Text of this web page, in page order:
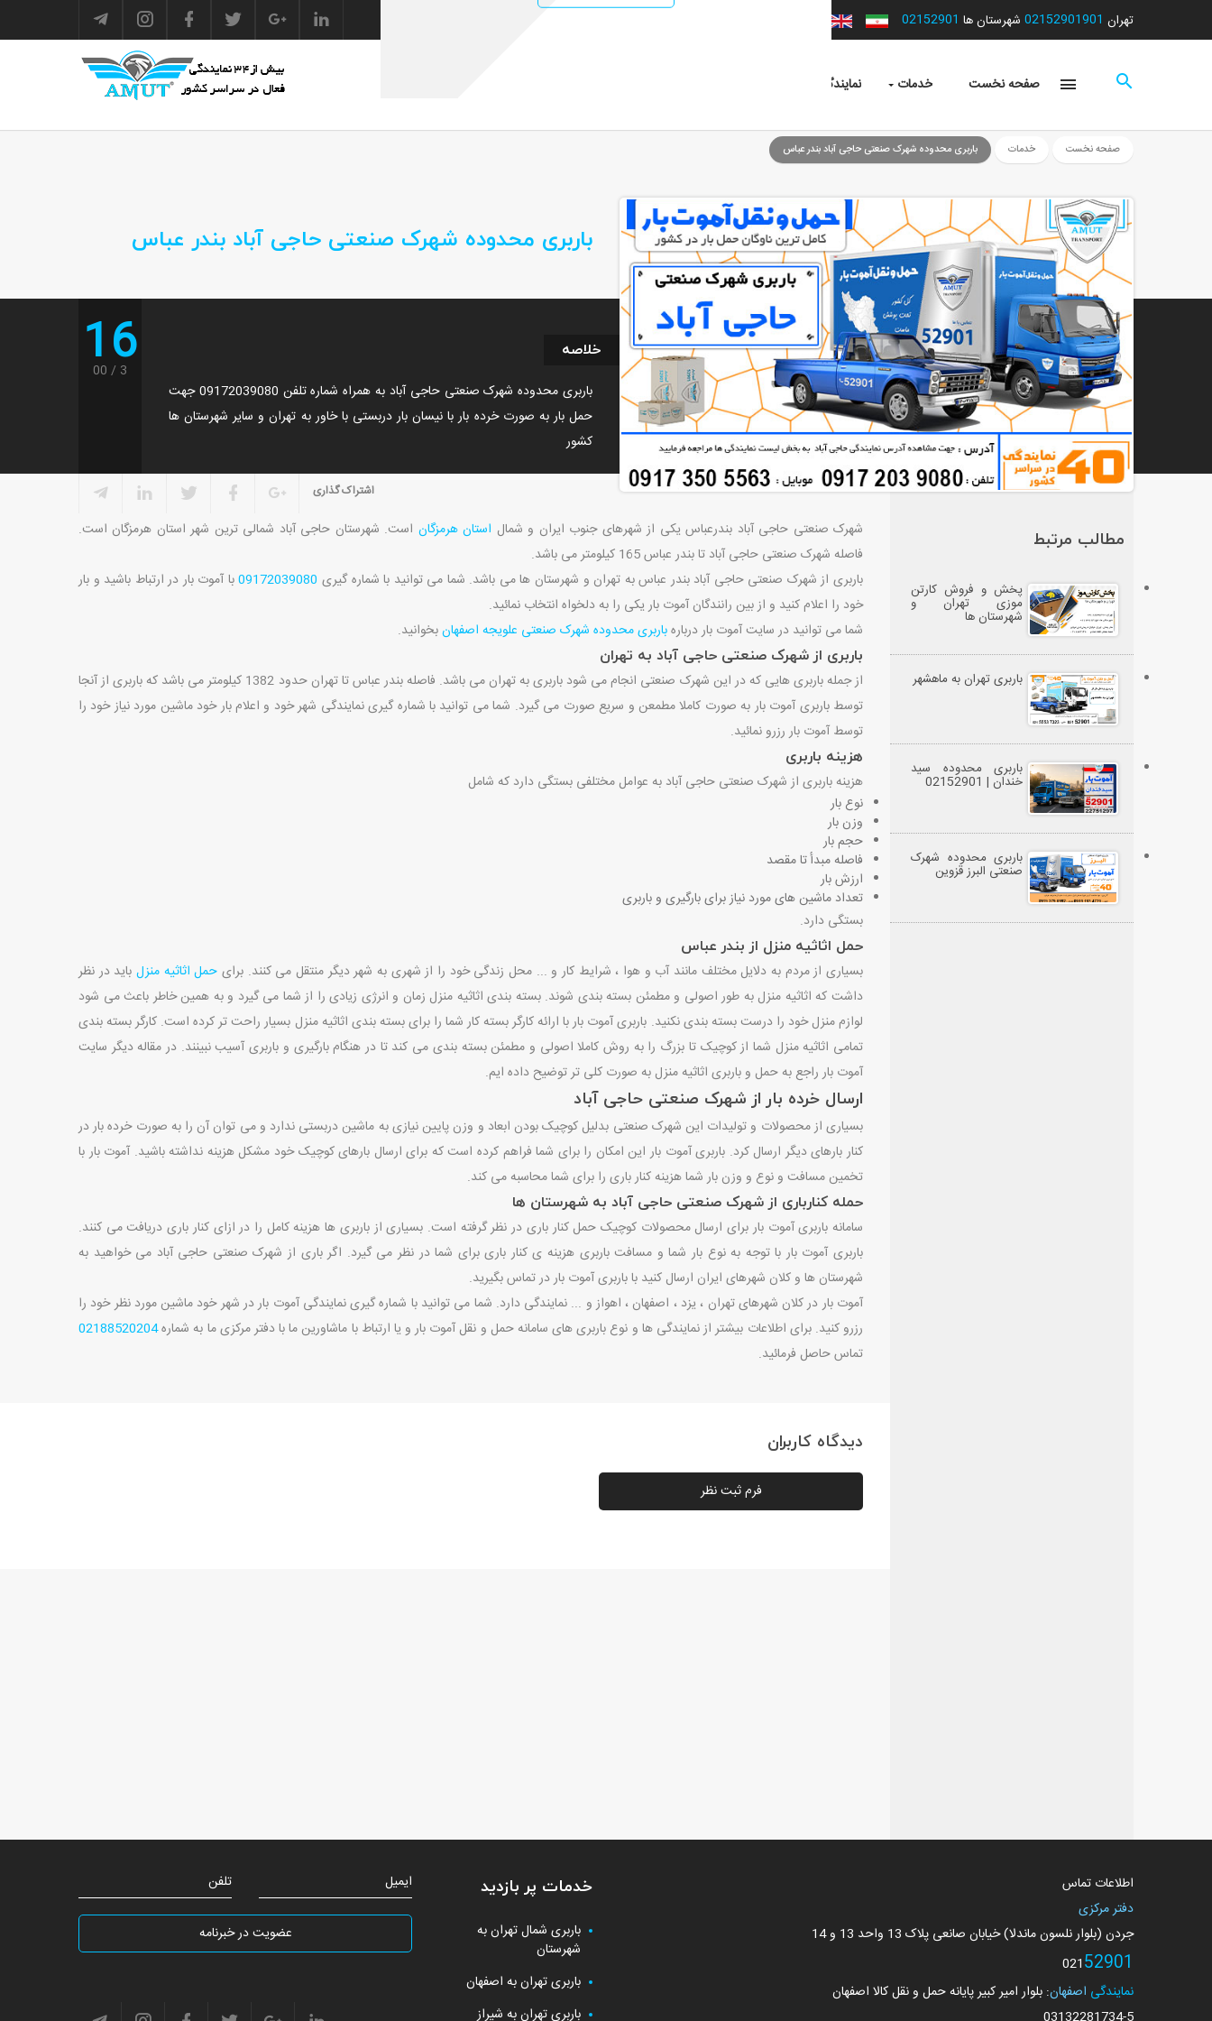
تهران 02152901901 شهرستان ها 02152901
صفحه نخست خدمات نمایندگی ها
صفحه نخست خدمات باربری محدوده شهرک صنعتی حاجی آباد بندر عباس
باربری محدوده شهرک صنعتی حاجی آباد بندر عباس
خلاصه
باربری محدوده شهرک صنعتی حاجی آباد به همراه شماره تلفن 09172039080 جهت
حمل بار به صورت خرده بار با نیسان بار دربستی با خاور به تهران و سایر شهرستان ها
کشور
16
3
00
اشتراک گذاری
شهرک صنعتی حاجی آباد بندرعباس یکی از شهرهای جنوب ایران و شمال استان هرمزگان است. شهرستان حاجی آباد شمالی ترین شهر استان هرمزگان است.
فاصله شهرک صنعتی حاجی آباد تا بندر عباس 165 کیلومتر می باشد.
باربری از شهرک صنعتی حاجی آباد بندر عباس به تهران و شهرستان ها می باشد. شما می توانید با شماره گیری 09172039080با آموت بار در ارتباط باشید و بار
خود را اعلام کنید و از بین رانندگان آموت بار یکی را به دلخواه انتخاب نمائید.
شما می توانید در سایت آموت بار دربارهباربری محدوده شهرک صنعتی علویجه اصفهانبخوانید.
باربری از شهرک صنعتی حاجی آباد به تهران
از جمله باربری هایی که در این شهرک صنعتی انجام می شود باربری به تهران می باشد. فاصله بندر عباس تا تهران حدود 1382 کیلومتر می باشد که باربری از آنجا
توسط باربری آموت بار به صورت کاملا مطمعن و سریع صورت می گیرد. شما می توانید با شماره گیری نمایندگی شهر خود و اعلام بار خود ماشین مورد نیاز خود را
توسط آموت بار رزرو نمائید.
هزینه باربری
هزینه باربری از شهرک صنعتی حاجی آباد به عوامل مختلفی بستگی دارد که شامل
نوع بار
وزن بار
حجم بار
فاصله مبدأ تا مقصد
ارزش بار
تعداد ماشین های مورد نیاز برای بارگیری و باربری
بستگی دارد.
حمل اثاثیه منزل از بندر عباس
بسیاری از مردم به دلایل مختلف مانند آب و هوا ، شرایط کار و ... محل زندگی خود را از شهری به شهر دیگر منتقل می کنند. برای حمل اثاثیه منزل باید در نظر
داشت که اثاثیه منزل به طور اصولی و مطمئن بسته بندی شوند. بسته بندی اثاثیه منزل زمان و انرژی زیادی را از شما می گیرد و به همین خاطر باعث می شود
لوازم منزل خود را درست بسته بندی نکنید. باربری آموت بار با ارائه کارگر بسته کار شما را برای بسته بندی اثاثیه منزل بسیار راحت تر کرده است. کارگر بسته بندی
تمامی اثاثیه منزل شما از کوچیک تا بزرگ را به روش کاملا اصولی و مطمئن بسته بندی می کند تا در هنگام بارگیری و باربری آسیب نبینند. در مقاله دیگر سایت
آموت بار راجع به حمل و باربری اثاثیه منزل به صورت کلی تر توضیح داده ایم.
ارسال خرده بار از شهرک صنعتی حاجی آباد
بسیاری از محصولات و تولیدات این شهرک صنعتی بدلیل کوچیک بودن ابعاد و وزن پایین نیازی به ماشین دربستی ندارد و می توان آن را به صورت خرده بار در
کنار بارهای دیگر ارسال کرد. باربری آموت بار این امکان را برای شما فراهم کرده است که برای ارسال بارهای کوچیک خود مشکل هزینه نداشته باشید. آموت بار با
تخمین مسافت و نوع و وزن بار شما هزینه کنار باری را برای شما محاسبه می کند.
حمله کنارباری از شهرک صنعتی حاجی آباد به شهرستان ها
سامانه باربری آموت بار برای ارسال محصولات کوچیک حمل کنار باری در نظر گرفته است. بسیاری از باربری ها هزینه کامل را در ازای کنار باری دریافت می کنند.
باربری آموت بار با توجه به نوع بار شما و مسافت باربری هزینه ی کنار باری برای شما در نظر می گیرد. اگر باری از شهرک صنعتی حاجی آباد می خواهید به
شهرستان ها و کلان شهرهای ایران ارسال کنید با باربری آموت بار در تماس بگیرید.
آموت بار در کلان شهرهای تهران ، یزد ، اصفهان ، اهواز و ... نمایندگی دارد. شما می توانید با شماره گیری نمایندگی آموت بار در شهر خود ماشین مورد نظر خود را
رزرو کنید. برای اطلاعات بیشتر از نمایندگی ها و نوع باربری های سامانه حمل و نقل آموت بار و یا ارتباط با ماشاورین ما با دفتر مرکزی ما به شماره02188520204
تماس حاصل فرمائید.
دیدگاه کاربران
فرم ثبت نظر
مطالب مرتبط
پخش و فروش کارتن
موزی تهران و
شهرستان ها
باربری تهران به ماهشهر
باربری محدوده سید
خندان | 02152901
باربری محدوده شهرک
صنعتی البرز قزوین
اطلاعات تماس
دفتر مرکزی
جردن (بلوار نلسون ماندلا) خیابان صانعی پلاک 13 واحد 13 و 14
02152901
نمایندگی اصفهان: بلوار امیر کبیر پایانه حمل و نقل کالا اصفهان
خدمات پر بازدید
باربری شمال تهران به
شهرستان
باربری تهران به اصفهان
باربری تهران به شیراز
ایمیل تلفن
عضویت در خبرنامه